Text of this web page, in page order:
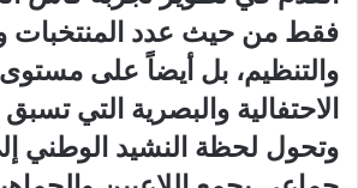
فقط من حيث عدد المنتخبات
والتنظيم، بل أيضاً على
الاحتفالية والبصرية التي تسبق
وتحول لحظة النشيد الوطني